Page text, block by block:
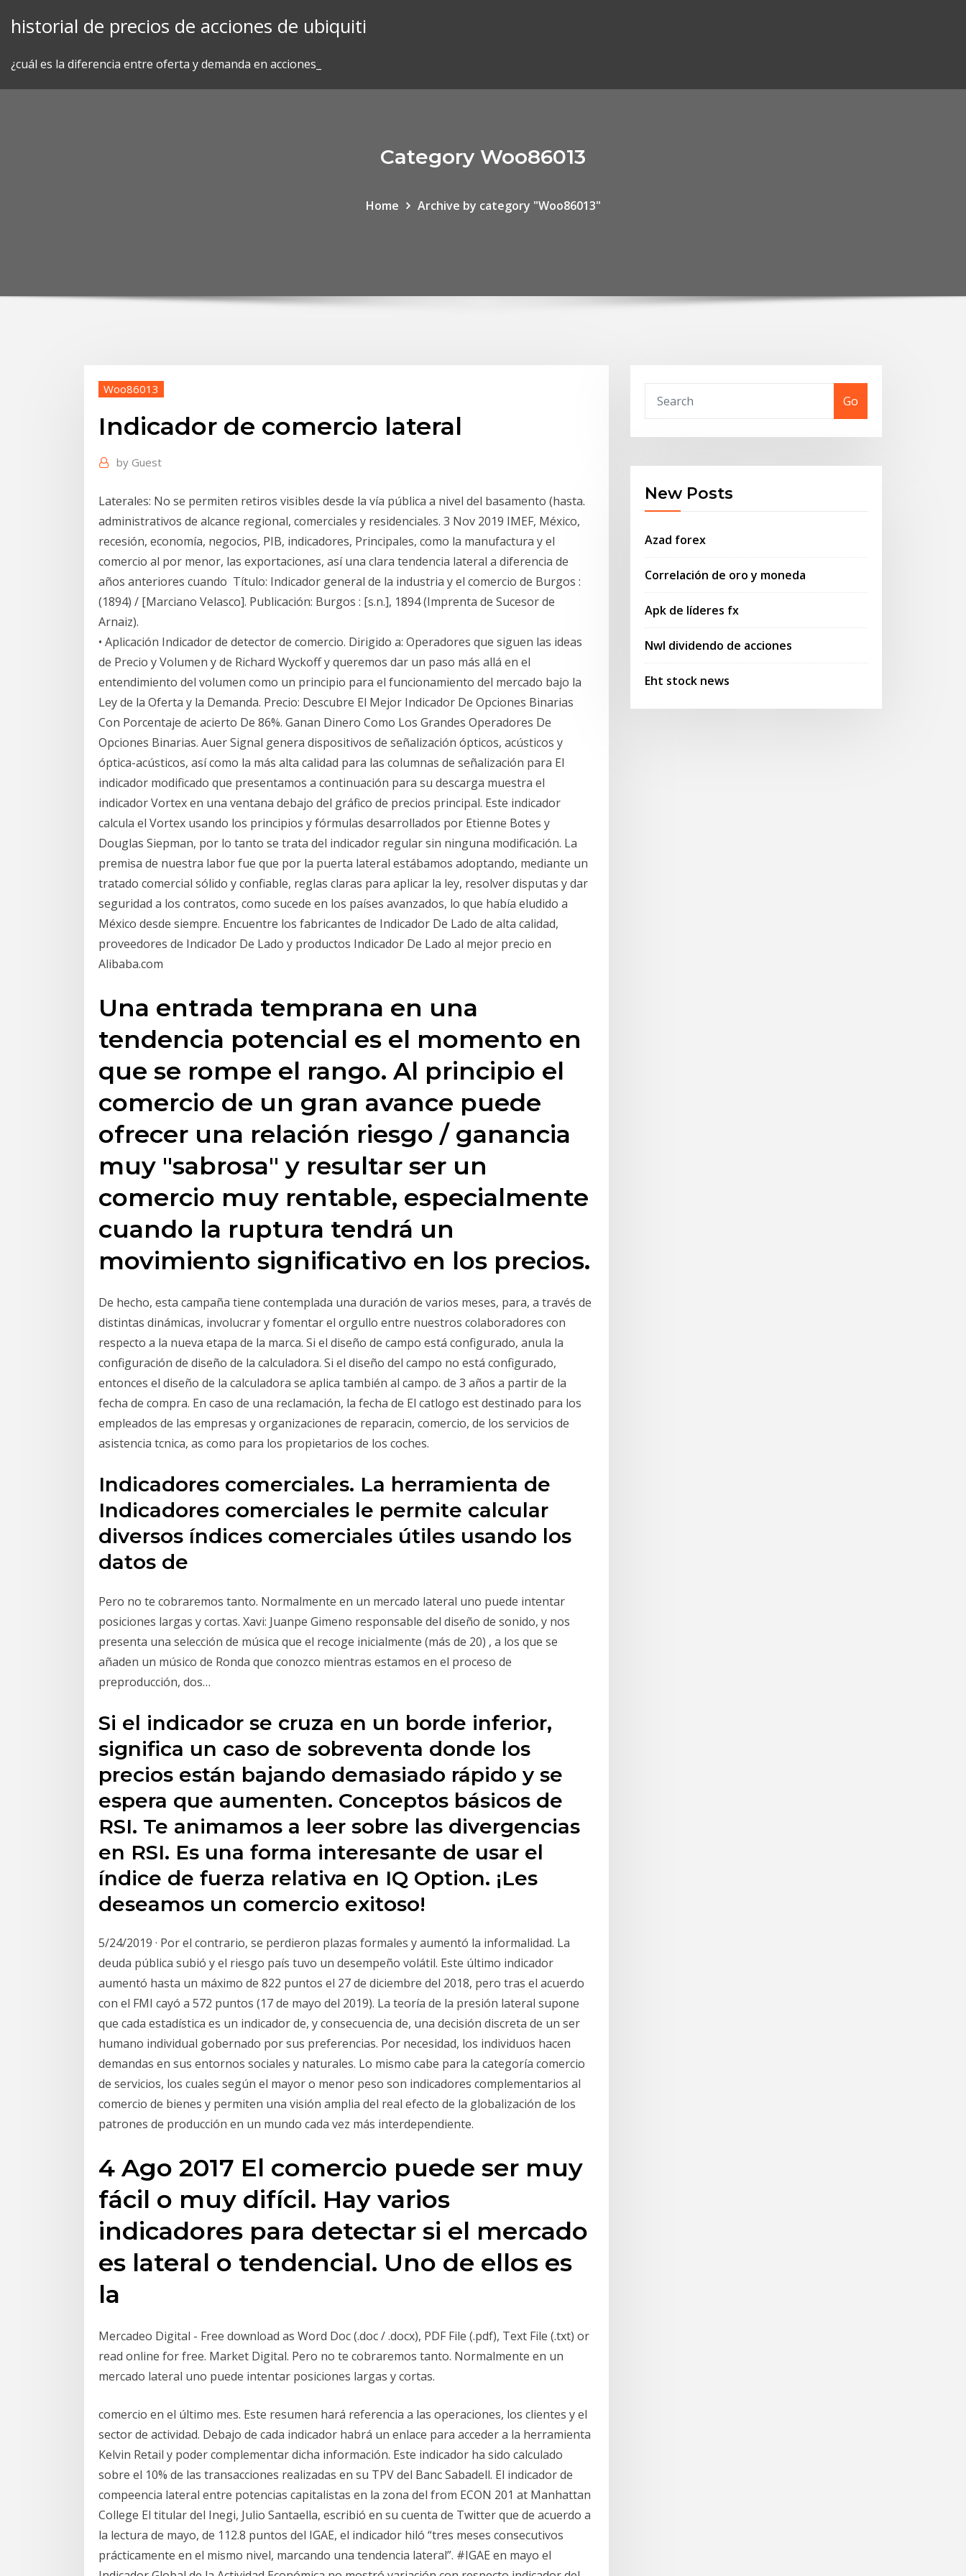
historial de precios de acciones de ubiquiti
¿cuál es la diferencia entre oferta y demanda en acciones_
Category Woo86013
Home Archive by category "Woo86013"
Woo86013
Indicador de comercio lateral
by Guest
Laterales: No se permiten retiros visibles desde la vía pública a nivel del basamento (hasta.
administrativos de alcance regional, comerciales y residenciales. 3 Nov 2019 IMEF, México,
recesión, economía, negocios, PIB, indicadores, Principales, como la manufactura y el
comercio al por menor, las exportaciones, así una clara tendencia lateral a diferencia de
años anteriores cuando Título: Indicador general de la industria y el comercio de Burgos :
(1894) / [Marciano Velasco]. Publicación: Burgos : [s.n.], 1894 (Imprenta de Sucesor de
Arnaiz).
• Aplicación Indicador de detector de comercio. Dirigido a: Operadores que siguen las ideas
de Precio y Volumen y de Richard Wyckoff y queremos dar un paso más allá en el
entendimiento del volumen como un principio para el funcionamiento del mercado bajo la
Ley de la Oferta y la Demanda. Precio: Descubre El Mejor Indicador De Opciones Binarias
Con Porcentaje de acierto De 86%. Ganan Dinero Como Los Grandes Operadores De
Opciones Binarias. Auer Signal genera dispositivos de señalización ópticos, acústicos y
óptica-acústicos, así como la más alta calidad para las columnas de señalización para El
indicador modificado que presentamos a continuación para su descarga muestra el
indicador Vortex en una ventana debajo del gráfico de precios principal. Este indicador
calcula el Vortex usando los principios y fórmulas desarrollados por Etienne Botes y
Douglas Siepman, por lo tanto se trata del indicador regular sin ninguna modificación. La
premisa de nuestra labor fue que por la puerta lateral estábamos adoptando, mediante un
tratado comercial sólido y confiable, reglas claras para aplicar la ley, resolver disputas y dar
seguridad a los contratos, como sucede en los países avanzados, lo que había eludido a
México desde siempre. Encuentre los fabricantes de Indicador De Lado de alta calidad,
proveedores de Indicador De Lado y productos Indicador De Lado al mejor precio en
Alibaba.com
Una entrada temprana en una
tendencia potencial es el momento en
que se rompe el rango. Al principio el
comercio de un gran avance puede
ofrecer una relación riesgo / ganancia
muy "sabrosa" y resultar ser un
comercio muy rentable, especialmente
cuando la ruptura tendrá un
movimiento signiﬁcativo en los precios.
De hecho, esta campaña tiene contemplada una duración de varios meses, para, a través de
distintas dinámicas, involucrar y fomentar el orgullo entre nuestros colaboradores con
respecto a la nueva etapa de la marca. Si el diseño de campo está configurado, anula la
configuración de diseño de la calculadora. Si el diseño del campo no está configurado,
entonces el diseño de la calculadora se aplica también al campo. de 3 años a partir de la
fecha de compra. En caso de una reclamación, la fecha de El catlogo est destinado para los
empleados de las empresas y organizaciones de reparacin, comercio, de los servicios de
asistencia tcnica, as como para los propietarios de los coches.
Indicadores comerciales. La herramienta de
Indicadores comerciales le permite calcular
diversos índices comerciales útiles usando los
datos de
Pero no te cobraremos tanto. Normalmente en un mercado lateral uno puede intentar
posiciones largas y cortas. Xavi: Juanpe Gimeno responsable del diseño de sonido, y nos
presenta una selección de música que el recoge inicialmente (más de 20) , a los que se
añaden un músico de Ronda que conozco mientras estamos en el proceso de
preproducción, dos…
Si el indicador se cruza en un borde inferior,
significa un caso de sobreventa donde los
precios están bajando demasiado rápido y se
espera que aumenten. Conceptos básicos de
RSI. Te animamos a leer sobre las divergencias
en RSI. Es una forma interesante de usar el
índice de fuerza relativa en IQ Option. ¡Les
deseamos un comercio exitoso!
5/24/2019 · Por el contrario, se perdieron plazas formales y aumentó la informalidad. La
deuda pública subió y el riesgo país tuvo un desempeño volátil. Este último indicador
aumentó hasta un máximo de 822 puntos el 27 de diciembre del 2018, pero tras el acuerdo
con el FMI cayó a 572 puntos (17 de mayo del 2019). La teoría de la presión lateral supone
que cada estadística es un indicador de, y consecuencia de, una decisión discreta de un ser
humano individual gobernado por sus preferencias. Por necesidad, los individuos hacen
demandas en sus entornos sociales y naturales. Lo mismo cabe para la categoría comercio
de servicios, los cuales según el mayor o menor peso son indicadores complementarios al
comercio de bienes y permiten una visión amplia del real efecto de la globalización de los
patrones de producción en un mundo cada vez más interdependiente.
4 Ago 2017 El comercio puede ser muy
fácil o muy difícil. Hay varios
indicadores para detectar si el mercado
es lateral o tendencial. Uno de ellos es
la
Mercadeo Digital - Free download as Word Doc (.doc / .docx), PDF File (.pdf), Text File (.txt) or
read online for free. Market Digital. Pero no te cobraremos tanto. Normalmente en un
mercado lateral uno puede intentar posiciones largas y cortas.
comercio en el último mes. Este resumen hará referencia a las operaciones, los clientes y el
sector de actividad. Debajo de cada indicador habrá un enlace para acceder a la herramienta
Kelvin Retail y poder complementar dicha información. Este indicador ha sido calculado
sobre el 10% de las transacciones realizadas en su TPV del Banc Sabadell. El indicador de
compeencia lateral entre potencias capitalistas en la zona del from ECON 201 at Manhattan
College El titular del Inegi, Julio Santaella, escribió en su cuenta de Twitter que de acuerdo a
la lectura de mayo, de 112.8 puntos del IGAE, el indicador hiló “tres meses consecutivos
prácticamente en el mismo nivel, marcando una tendencia lateral”. #IGAE en mayo el
Go
New Posts
Azad forex
Correlación de oro y moneda
Apk de líderes fx
Nwl dividendo de acciones
Eht stock news